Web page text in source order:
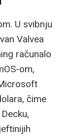
U svibnju
Valvea
računalo
om,
čime